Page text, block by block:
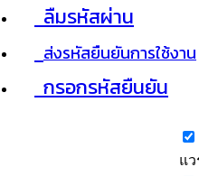
ลืมรหัสผ่าน
ส่งรหัสยืนยันการใช้งาน
กรอกรหัสยืนยัน
แว